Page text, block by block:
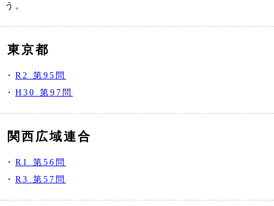
う。
東京都
・ R2 第95問
・ H30 第97問
関西広域連合
・ R1 第56問
・ R3 第57問